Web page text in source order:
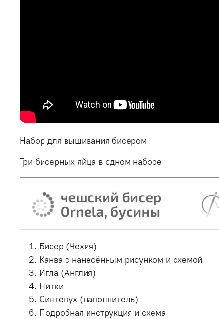
Набор для вышивания бисером
Три бисерных яйца в одном наборе
Бисер (Чехия)
Канва с нанесённым рисунком и схемой
Игла (Англия)
Нитки
Синтепух (наполнитель)
Подробная инструкция и схема